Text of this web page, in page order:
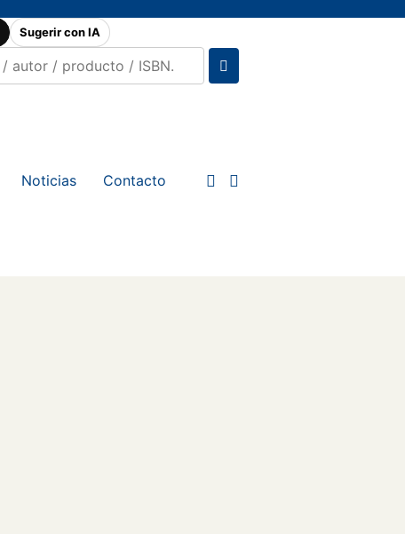
Sugerir con IA
Noticias Contacto